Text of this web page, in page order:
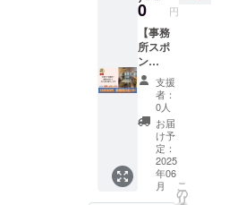
開催当
日の天
候や、
注意
報・警
報級の
気象予
報が出
された
場合、
主催者
の判断
でイベ
ントを
れる方
は、備
考欄に
「SNS
投稿②
希望」
とご記
載くだ
さい ・
イベン
ト当
日、雨
天時は
4/27(日)
順延日
程につ
いて
も、開
催当日
の天候
や、注
意報・
警報級
の気象
予報が
出され
た場
合、主
天時は
4/27(日)
に順延
となり
ます。
順延日
程につ
いて
も、開
催当日
の天候
や、注
意報・
警報級
食堂の
チラシ
は【多
摩区】
の保育
園・幼
稚園・
小学
校・中
学校に
配布さ
れま
す。 掲
0 円
【事務
所スポ
ン
サー】
多摩
SDCの
事務所
壁面
に、お
名前(個
人・会
社・団
支援
者：
0人
お届
け予
定：
2025
年06
月
こ
の
リ